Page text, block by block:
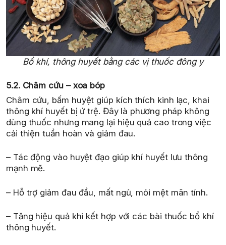
Bổ khí, thông huyết bằng các vị thuốc đông y
5.2. Châm cứu – xoa bóp
Châm cứu, bấm huyệt giúp kích thích kinh lạc, khai
thông khí huyết bị ứ trệ. Đây là phương pháp không
dùng thuốc nhưng mang lại hiệu quả cao trong việc
cải thiện tuần hoàn và giảm đau.
– Tác động vào huyệt đạo giúp khí huyết lưu thông
mạnh mẽ.
– Hỗ trợ giảm đau đầu, mất ngủ, mỏi mệt mãn tính.
– Tăng hiệu quả khi kết hợp với các bài thuốc bổ khí
thông huyết.